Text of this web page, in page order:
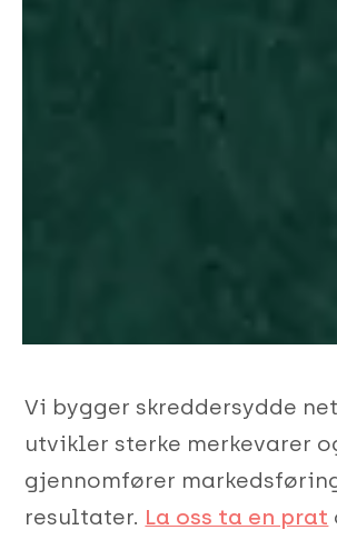
Vi bygger skreddersydde
utvikler sterke merkevarer
gjennomfører
resultater. La oss ta en prat